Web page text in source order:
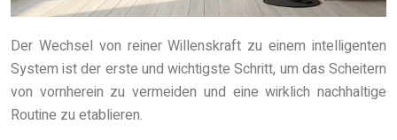
Der Wechsel von reiner Willenskraft zu einem intelligenten
System ist der erste und wichtigste Schritt, um das Scheitern
von vornherein zu vermeiden und eine wirklich nachhaltige
Routine zu etablieren.